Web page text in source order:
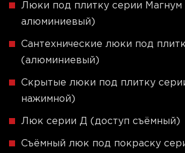
Люки под плитку серии Магнум
алюминиевый)
Сантехнические люки под
(алюминиевый)
Скрытые люки под плитку
нажимной)
Люк серии Д (доступ съёмный)
Съёмный люк под покраску